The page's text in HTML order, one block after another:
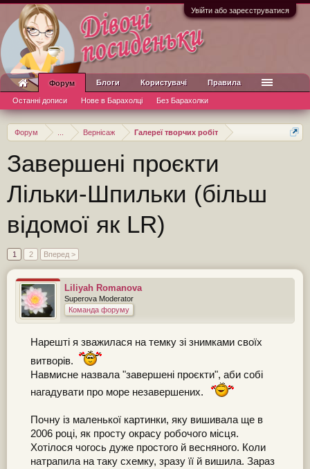
Увійти або зареєструватися
Форум Вернісаж Галереї творчих робіт
Завершені проєкти
Лільки-Шпильки (більш
відомої як LR)
1 2 Вперед >
Liliyah Romanova
Superova Moderator
Команда форуму
Нарешті я зважилася на темку зі знимками своїх
витворів.
Навмисне назвала "завершені проєкти", аби собі
нагадувати про море незавершених.
Почну із маленької картинки, яку вишивала ще в
2006 році, як просту окрасу робочого місця.
Хотілося чогось дуже простого й весняного. Коли
натрапила на таку схемку, зразу її й вишила. Зараз
Форум
Останні дописи Нове в Барахолці Без Барахолки
Блоги Користувачі Правила